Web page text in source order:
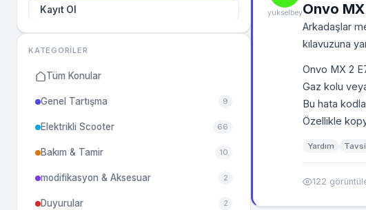
Kayıt Ol
KATEGORILER
Tüm Konular
Genel Tartışma 9
Elektrikli Scooter 66
Bakım & Tamir 10
modifikasyon & Aksesuar 2
Duyurular 2
yukselbeyOnvo
Arkadaşlar
kılavuzuna
Onvo MX 2
Gaz kolu
Bu hata
Özellikle
Yardım
122